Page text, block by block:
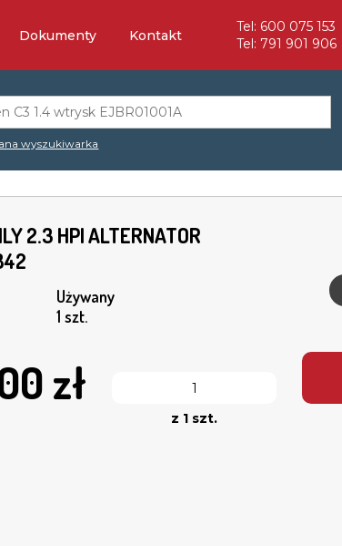
Dokumenty Kontakt
Tel: 600 075 153
Tel: 791 901 906
wyszukiwarka
2.3 HPI ALTERNATOR
Używany
1 szt.
zł
z 1 szt.